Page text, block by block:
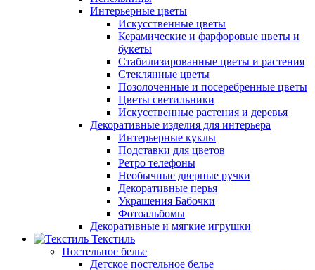
Интерьерные цветы
Искусственные цветы
Керамические и фарфоровые цветы и
букеты
Стабилизированные цветы и растения
Стеклянные цветы
Позолоченные и посеребренные цветы
Цветы светильники
Искусственные растения и деревья
Декоративные изделия для интерьера
Интерьерные куклы
Подставки для цветов
Ретро телефоны
Необычные дверные ручки
Декоративные перья
Украшения Бабочки
Фотоальбомы
Декоративные и мягкие игрушки
Текстиль
Постельное белье
Детское постельное белье